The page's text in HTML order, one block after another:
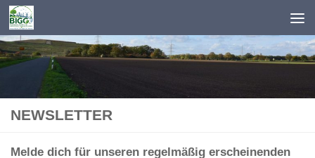
Zum Inhalt springen
NEWSLETTER
Melde dich für unseren regelmäßig erscheinenden